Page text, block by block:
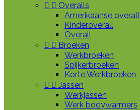
  Overalls
Amerikaanse overall
Kinderoverall
Overall
  Broeken
Werkbroeken
Spijkerbroeken
Korte Werkbroeken
  Jassen
Werkjassen
Werk bodywarmers